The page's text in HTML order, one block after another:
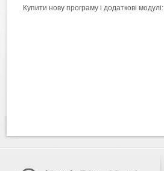
Купити нову програму і додаткові модулі: